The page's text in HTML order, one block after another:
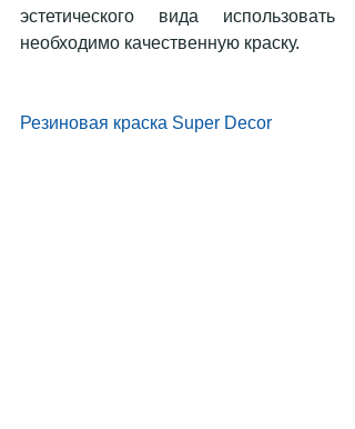
эстетического вида использовать
необходимо качественную краску.
Резиновая краска Super Decor